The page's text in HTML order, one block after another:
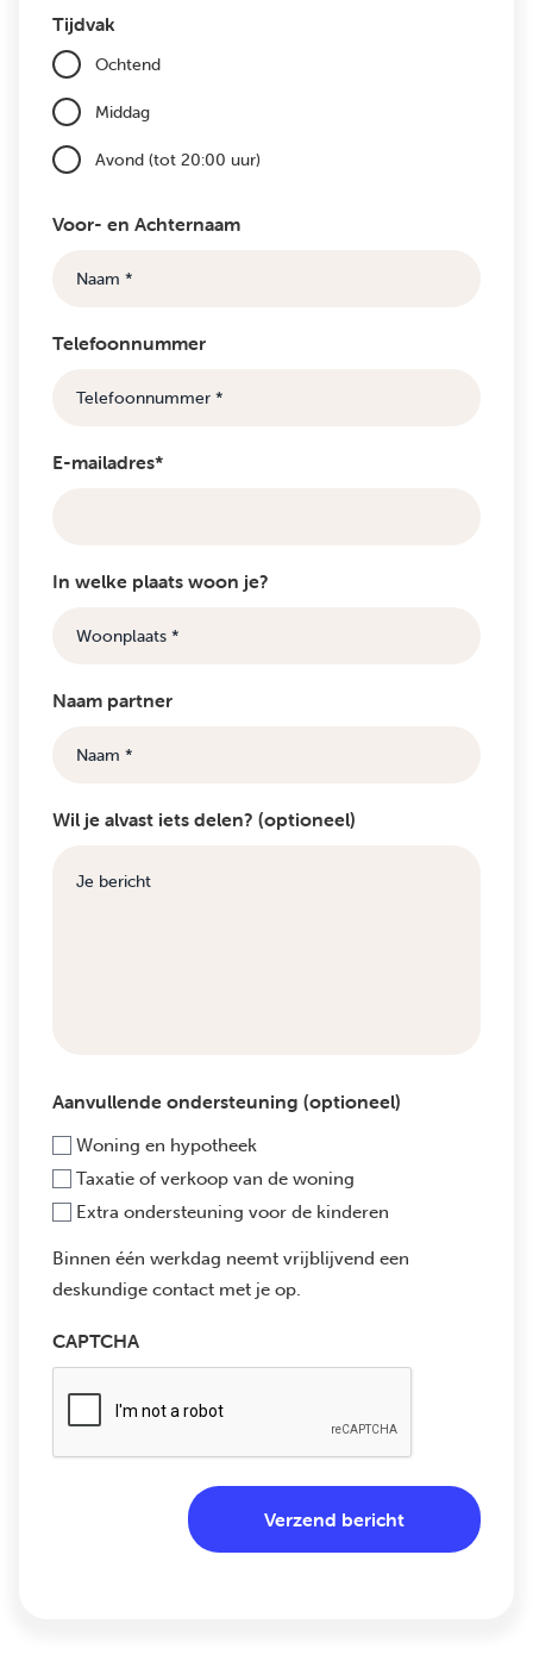
Tijdvak
Ochtend
Middag
Avond (tot 20:00 uur)
Voor- en Achternaam
Telefoonnummer
E-mailadres*
In welke plaats woon je?
Naam partner
Wil je alvast iets delen? (optioneel)
Aanvullende ondersteuning (optioneel)
Woning en hypotheek
Taxatie of verkoop van de woning
Extra ondersteuning voor de kinderen
Binnen één werkdag neemt vrijblijvend een
deskundige contact met je op.
CAPTCHA